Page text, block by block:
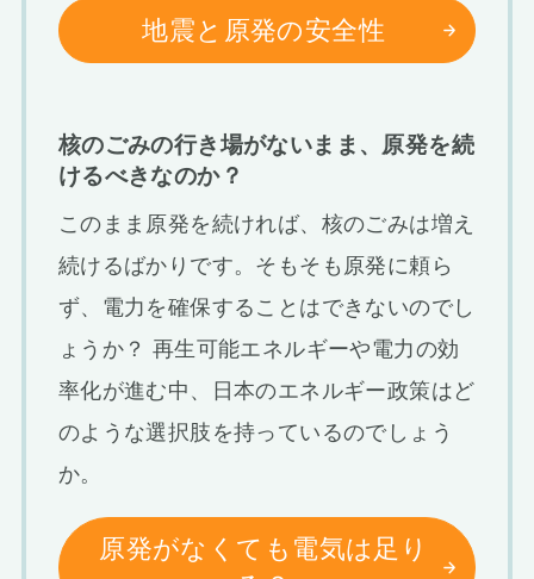
地震と原発の安全性
核のごみの行き場がないまま、原発を続
けるべきなのか？
このまま原発を続ければ、核のごみは増え
続けるばかりです。そもそも原発に頼ら
ず、電力を確保することはできないのでし
ょうか？ 再生可能エネルギーや電力の効
率化が進む中、日本のエネルギー政策はど
のような選択肢を持っているのでしょう
か。
原発がなくても電気は足り